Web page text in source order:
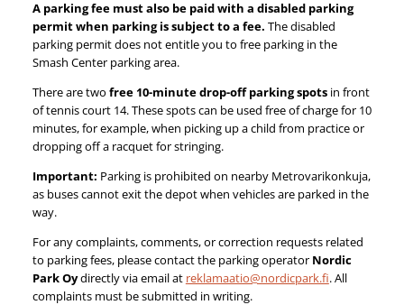
A parking fee must also be paid with a disabled parking
permit when parking is subject to a fee. The disabled
parking permit does not entitle you to free parking in the
Smash Center parking area.
There are two free 10-minute drop-off parking spotsin front
of tennis court 14. These spots can be used free of charge for 10
minutes, for example, when picking up a child from practice or
dropping off a racquet for stringing.
Important: Parking is prohibited on nearby Metrovarikonkuja,
as buses cannot exit the depot when vehicles are parked in the
way.
For any complaints, comments, or correction requests related
to parking fees, please contact the parking operator Nordic
Park Oydirectly via email at reklamaatio@nordicpark.fi. All
complaints must be submitted in writing.